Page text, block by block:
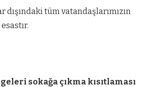
tüm vatandaşlarımızın
sokağa çıkma kısıtlaması